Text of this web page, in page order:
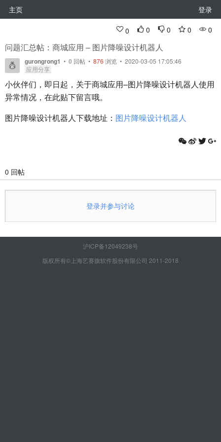
主页 登录
0 0 0 0 0
问题汇总帖：商城应用 – 图片降噪设计机器人
gurongrong1 • 0 回帖 • 876 浏览 • 2020-03-05 17:05:46
应用分享
小伙伴们，即日起，关于商城应用–图片降噪设计机器人使用
异常情况，在此贴下留言哦。
图片降噪设计机器人下载地址： 图片降噪设计机器人
0 回帖
登录并参与讨论
沪ICP备12049238号
版权所有©上海艺赛旗软件股份有限公司 2011-2018